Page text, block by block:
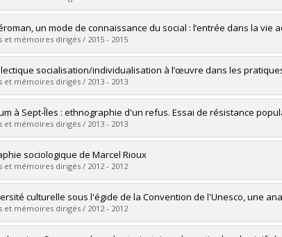
avec Annabelle Caillou, « La victoire du Canadi
obtenu :M. Sc.
le document dans Papyrus
: Murrugarra Cerna, Juan C.
Doctorat
obtenu :Ph. D.
le document dans Papyrus
un mode de connaissance du social : l’entrée dans la
et mémoires dirigés / 2015 - 2015
:Tessier, Geneviève
Maîtrise
obtenu :M. Sc.
le document dans Papyrus
socialisation/individualisation à l’œuvre dans les
et mémoires dirigés / 2013 - 2013
:St-Germain Blais, Karine
Maîtrise
obtenu :M. Sc.
le document dans Papyrus
à Sept-Îles : ethnographie d'un refus. Essai de résistance
et mémoires dirigés / 2013 - 2013
:Beaudoin-Jobin, Charles
Maîtrise
obtenu :M. Sc.
le document dans Papyrus
sociologique de Marcel Rioux
et mémoires dirigés / 2012 - 2012
:Forgues Lecavalier, Julien
Maîtrise
obtenu :M. Sc.
le document dans Papyrus
culturelle sous l'égide de la Convention de l'Unesco, une
et mémoires dirigés / 2012 - 2012